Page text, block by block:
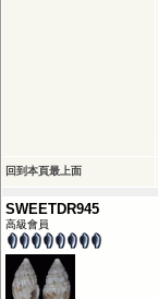
回到本頁最上面
SWEETDR945
高級會員